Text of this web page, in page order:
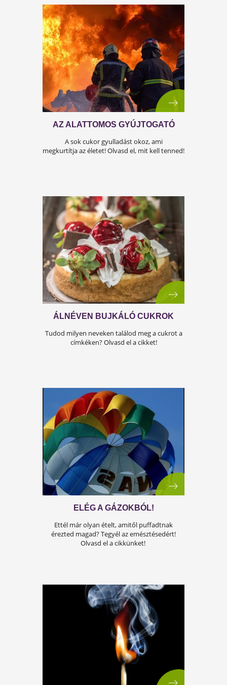
MODERN GENETIKÁRA
Olvasd el a cikkünket, hogy felkészült légy
jövőre!
DEPRESSZIÓ NÉLKÜL ÉLNI
Nincs motivációd? Gyakran vagy kedvetlen?
Olvasd el a cikkünket!
TÚL SOK A STRESSZ?
Lehengereltnek érzed magad? Olvasd el a